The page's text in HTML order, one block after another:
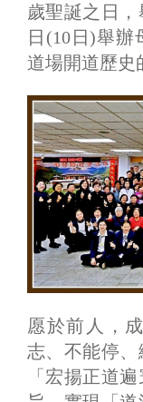
歲聖誕之日
日(10日)舉辦
道場開道歷史
愿於前人，
志、不能停
「宏揚正道